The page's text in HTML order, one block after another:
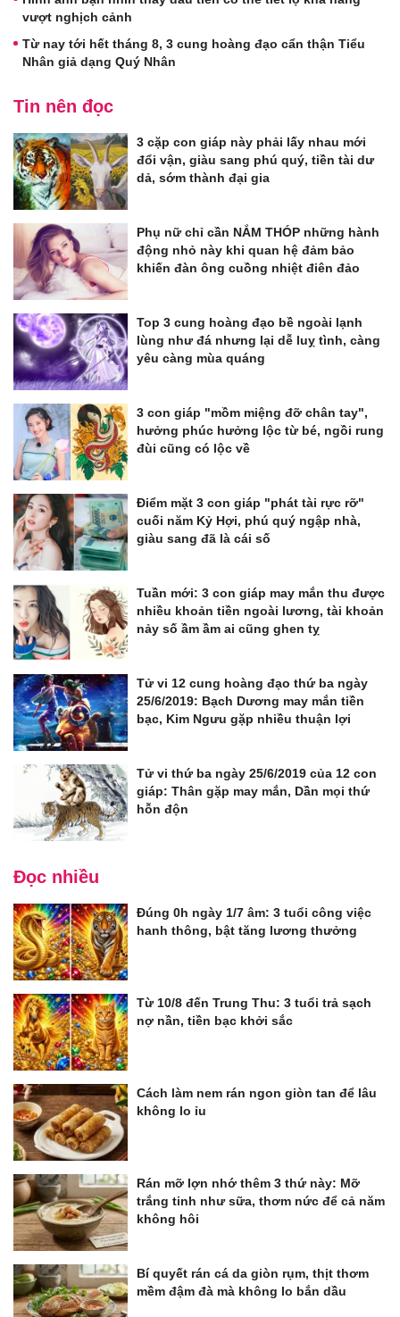
vượt nghịch cảnh
Từ nay tới hết tháng 8, 3 cung hoàng đạo cẩn thận Tiểu
Nhân giả dạng Quý Nhân
Tin nên đọc
3 cặp con giáp này phải lấy nhau mới
đổi vận, giàu sang phú quý, tiền tài dư
dả, sớm thành đại gia
Phụ nữ chỉ cần NẮM THÓP những hành
động nhỏ này khi quan hệ đảm bảo
khiến đàn ông cuồng nhiệt điên đảo
Top 3 cung hoàng đạo bề ngoài lạnh
lùng như đá nhưng lại dễ luỵ tình, càng
yêu càng mùa quáng
3 con giáp "mồm miệng đỡ chân tay",
hưởng phúc hưởng lộc từ bé, ngồi rung
đùi cũng có lộc về
Điểm mặt 3 con giáp "phát tài rực rỡ"
cuối năm Kỷ Hợi, phú quý ngập nhà,
giàu sang đã là cái số
Tuần mới: 3 con giáp may mắn thu được
nhiều khoản tiền ngoài lương, tài khoản
nảy số ầm ầm ai cũng ghen tỵ
Tử vi 12 cung hoàng đạo thứ ba ngày
25/6/2019: Bạch Dương may mắn tiền
bạc, Kim Ngưu gặp nhiều thuận lợi
Tử vi thứ ba ngày 25/6/2019 của 12 con
giáp: Thân gặp may mắn, Dần mọi thứ
hỗn độn
Đọc nhiều
Đúng 0h ngày 1/7 âm: 3 tuổi công việc
hanh thông, bật tăng lương thưởng
Từ 10/8 đến Trung Thu: 3 tuổi trả sạch
nợ nần, tiền bạc khởi sắc
Cách làm nem rán ngon giòn tan để lâu
không lo ỉu
Rán mỡ lợn nhớ thêm 3 thứ này: Mỡ
trắng tinh như sữa, thơm nức để cả năm
không hôi
Bí quyết rán cá da giòn rụm, thịt thơm
mềm đậm đà mà không lo bắn dầu